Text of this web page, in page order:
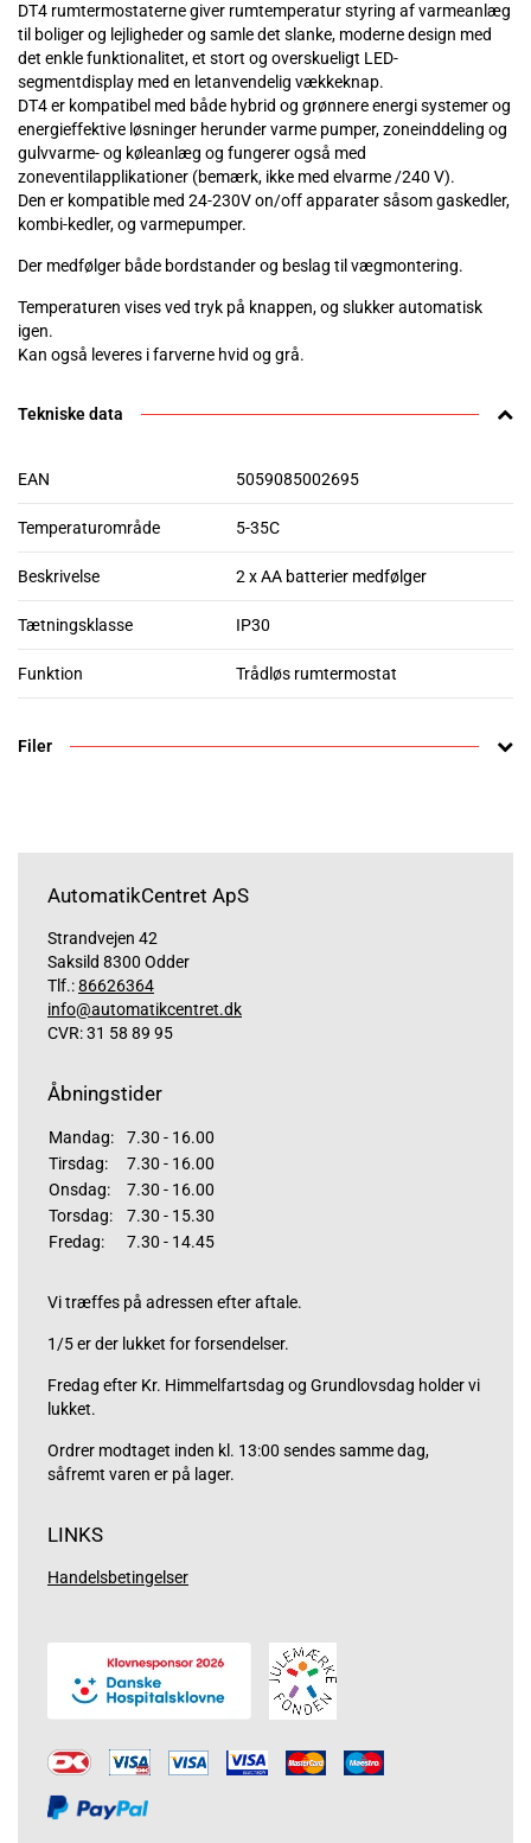
DT4 rumtermostaterne giver rumtemperatur styring af varmeanlæg
til boliger og lejligheder og samle det slanke, moderne design med
det enkle funktionalitet, et stort og overskueligt LED-
segmentdisplay med en letanvendelig vækkeknap.
DT4 er kompatibel med både hybrid og grønnere energi systemer og
energieffektive løsninger herunder varme pumper, zoneinddeling og
gulvvarme- og køleanlæg og fungerer også med
zoneventilapplikationer (bemærk, ikke med elvarme /240 V).
Den er kompatible med 24-230V on/off apparater såsom gaskedler,
kombi-kedler, og varmepumper.
Der medfølger både bordstander og beslag til vægmontering.
Temperaturen vises ved tryk på knappen, og slukker automatisk
igen.
Kan også leveres i farverne hvid og grå.
Tekniske data
EAN 5059085002695
Temperaturområde 5-35C
Beskrivelse 2 x AA batterier medfølger
Tætningsklasse IP30
Funktion Trådløs rumtermostat
Filer
AutomatikCentret ApS
Strandvejen 42
Saksild 8300 Odder
Tlf.:86626364
info@automatikcentret.dk
CVR: 31 58 89 95
Åbningstider
Mandag:
7.30 - 16.00
Tirsdag:
7.30 - 16.00
Onsdag:
7.30 - 16.00
Torsdag:
7.30 - 15.30
Fredag:
7.30 - 14.45
Vi træffes på adressen efter aftale.
1/5 er der lukket for forsendelser.
Fredag efter Kr. Himmelfartsdag og Grundlovsdag holder vi
lukket.
Ordrer modtaget inden kl. 13:00 sendes samme dag,
såfremt varen er på lager.
LINKS
Handelsbetingelser